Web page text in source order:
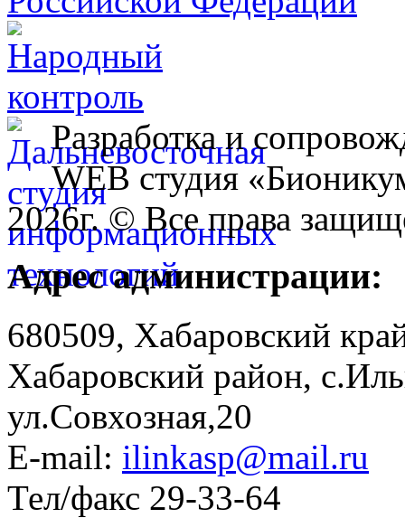
Разработка и
WEB студия
2026г. © Все права
Адрес администрации:
680509, Хабаровский
Хабаровский район,
ул.Совхозная,20
E-mail: ilinkasp@mail.ru
Тел/факс 29-33-64